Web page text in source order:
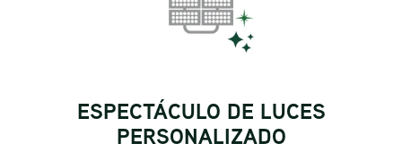
ESPECTÁCULO DE LUCES
PERSONALIZADO